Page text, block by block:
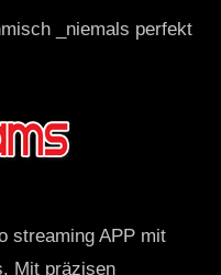
_niemals perfekt
streaming APP mit
Mit präzisen